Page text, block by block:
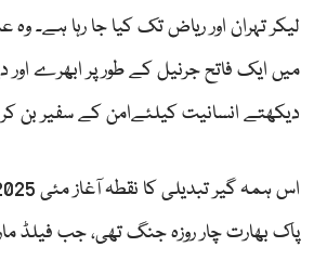
لیکر تہران اور ریاض تک کیا جا رہا ہے۔ وہ
میں ایک فاتح جرنیل کے طور پر ابھرے اور
دیکھتے انسانیت کیلئےامن کے سفیر بن کر
اس
پاک بھارت چار روزہ جنگ تھی، جب فیلڈ